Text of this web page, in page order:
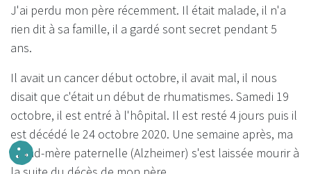
J'ai perdu mon père récemment. Il était malade, il n'a
rien dit à sa famille, il a gardé sont secret pendant 5
ans.
Il avait un cancer début octobre, il avait mal, il nous
disait que c'était un début de rhumatismes. Samedi 19
octobre, il est entré à l'hôpital. Il est resté 4 jours puis il
est décédé le 24 octobre 2020. Une semaine après, ma
grand-mère paternelle (Alzheimer) s'est laissée mourir à